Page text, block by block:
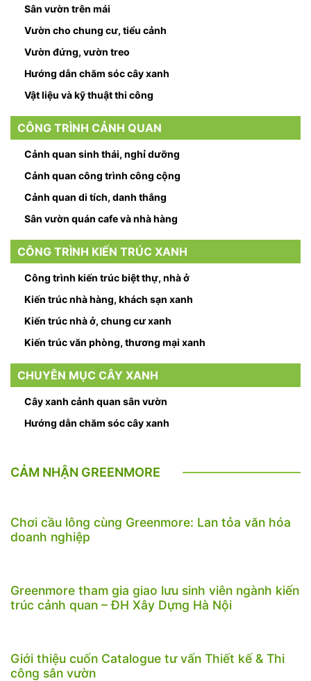
Sân vườn trên mái
Vườn cho chung cư, tiểu cảnh
Vườn đứng, vườn treo
Hướng dẫn chăm sóc cây xanh
Vật liệu và kỹ thuật thi công
CÔNG TRÌNH CẢNH QUAN
Cảnh quan sinh thái, nghỉ dưỡng
Cảnh quan công trình công cộng
Cảnh quan di tích, danh thắng
Sân vườn quán cafe và nhà hàng
CÔNG TRÌNH KIẾN TRÚC XANH
Công trình kiến trúc biệt thự, nhà ở
Kiến trúc nhà hàng, khách sạn xanh
Kiến trúc nhà ở, chung cư xanh
Kiến trúc văn phòng, thương mại xanh
CHUYÊN MỤC CÂY XANH
Cây xanh cảnh quan sân vườn
Hướng dẫn chăm sóc cây xanh
CẢM NHẬN GREENMORE
Chơi cầu lông cùng Greenmore: Lan tỏa văn hóa
doanh nghiệp
Greenmore tham gia giao lưu sinh viên ngành kiến
trúc cảnh quan – ĐH Xây Dựng Hà Nội
Giới thiệu cuốn Catalogue tư vấn Thiết kế & Thi
công sân vườn